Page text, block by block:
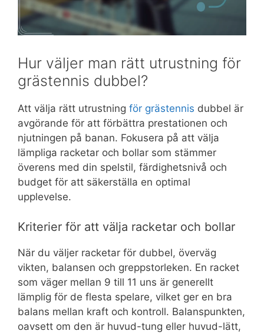
Hur väljer man rätt utrustning för
grästennis dubbel?
Att välja rätt utrustning för grästennis dubbel är
avgörande för att förbättra prestationen och
njutningen på banan. Fokusera på att välja
lämpliga racketar och bollar som stämmer
överens med din spelstil, färdighetsnivå och
budget för att säkerställa en optimal
upplevelse.
Kriterier för att välja racketar och bollar
När du väljer racketar för dubbel, överväg
vikten, balansen och greppstorleken. En racket
som väger mellan 9 till 11 uns är generellt
lämplig för de flesta spelare, vilket ger en bra
balans mellan kraft och kontroll. Balanspunkten,
oavsett om den är huvud-tung eller huvud-lätt,